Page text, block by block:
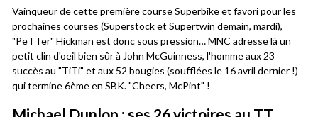
Vainqueur de cette première course Superbike et favori pour les
prochaines courses (Superstock et Supertwin demain, mardi),
"PeTTer" Hickman est donc sous pression… MNC adresse là un
petit clin d'oeil bien sûr à John McGuinness, l'homme aux 23
succès au "TiTi" et aux 52 bougies (soufflées le 16 avril dernier !)
qui termine 6ème en SBK. "Cheers, McPint" !